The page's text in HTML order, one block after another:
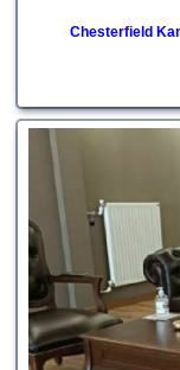
Chesterfield